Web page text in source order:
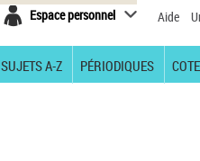
Espace personnel Aide
SUJETS A-Z PÉRIODIQUES COTE